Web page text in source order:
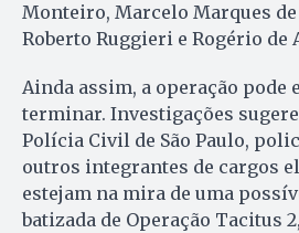
Monteiro, Marcelo Marques de
Roberto Ruggieri e Rogério de
Ainda assim, a operação pode
terminar. Investigações
Polícia Civil de São Paulo,
outros integrantes de cargos
estejam na mira de uma
batizada de Operação Tacitus